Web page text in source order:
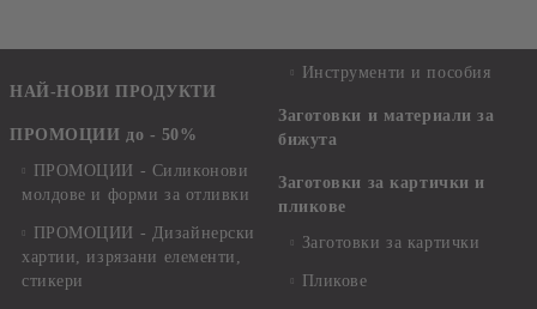
НАЙ-НОВИ ПРОДУКТИ
ПРОМОЦИИ до - 50%
ПРОМОЦИИ - Силиконови
молдове и форми за отливки
ПРОМОЦИИ - Дизайнерски
хартии, изрязани елементи,
стикери
Инструменти и пособия
Заготовки и материали за
бижута
Заготовки за картички и
пликове
Заготовки за картички
Пликове